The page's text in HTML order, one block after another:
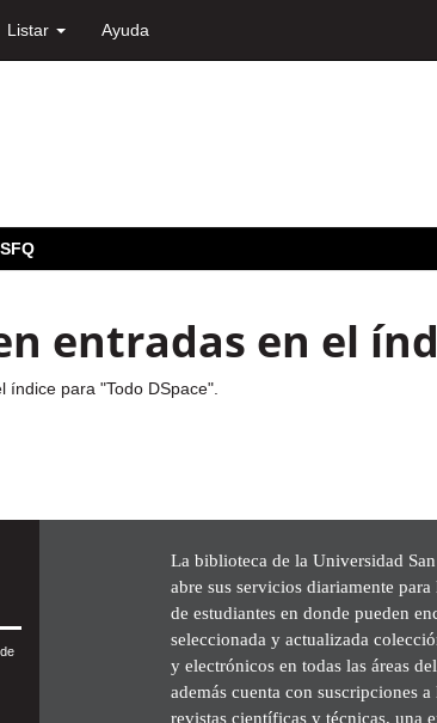
Listar Ayuda
entradas en el
índice para "Todo DSpace".
La biblioteca de la Universidad
abre sus servicios diariamente
de estudiantes en donde pueden
seleccionada y actualizada
y electrónicos en todas las áreas
además cuenta con suscripciones
revistas científicas y técnicas, una